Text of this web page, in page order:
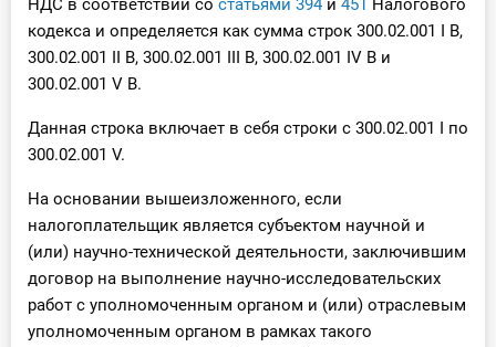
НДС в соответствии со статьями 394 и 451
Налогового
кодекса и определяется как сумма строк 300.02.001 I В,
300.02.001 II В, 300.02.001 III В, 300.02.001 IV В и
300.02.001 V В.
Данная строка включает в себя строки с 300.02.001 I по
300.02.001 V.
На основании вышеизложенного, если
налогоплательщик является субъектом научной и
(или) научно-технической деятельности, заключившим
договор на выполнение научно-исследовательских
работ с уполномоченным органом и (или) отраслевым
уполномоченным органом в рамках такого